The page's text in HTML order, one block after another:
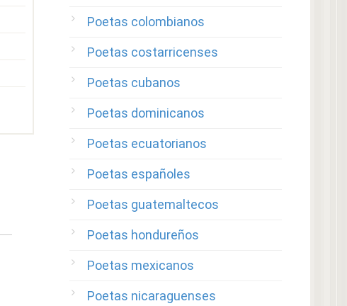
Poetas colombianos
Poetas costarricenses
Poetas cubanos
Poetas dominicanos
Poetas ecuatorianos
Poetas españoles
Poetas guatemaltecos
Poetas hondureños
Poetas mexicanos
Poetas nicaraguenses